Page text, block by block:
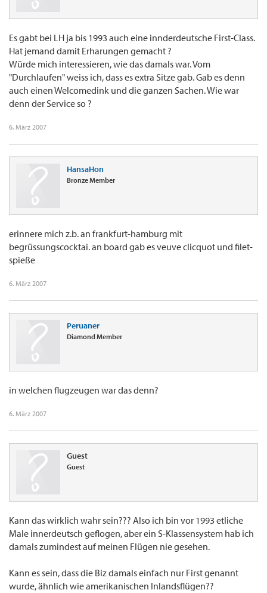
Es gabt bei LH ja bis 1993 auch eine innderdeutsche First-Class.
Hat jemand damit Erharungen gemacht ?
Würde mich interessieren, wie das damals war. Vom
"Durchlaufen" weiss ich, dass es extra Sitze gab. Gab es denn
auch einen Welcomedink und die ganzen Sachen. Wie war
denn der Service so ?
6. März 2007
HansaHon
Bronze Member
erinnere mich z.b. an frankfurt-hamburg mit
begrüssungscocktai. an board gab es veuve clicquot und filet-
spieße
6. März 2007
Peruaner
Diamond Member
in welchen flugzeugen war das denn?
6. März 2007
Guest
Guest
Kann das wirklich wahr sein??? Also ich bin vor 1993 etliche
Male innerdeutsch geflogen, aber ein S-Klassensystem hab ich
damals zumindest auf meinen Flügen nie gesehen.
Kann es sein, dass die Biz damals einfach nur First genannt
wurde, ähnlich wie amerikanischen Inlandsflügen??